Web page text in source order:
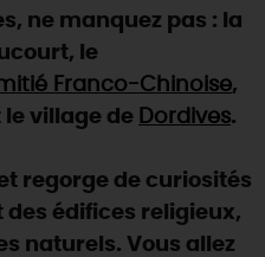
dans le Loiret !
"Loiret au fil de l'eau"
ne manquez pas : la
le
Franco-Chinoise,
le village de Dordives.
regorge de curiosités
édifices religieux,
naturels. Vous allez